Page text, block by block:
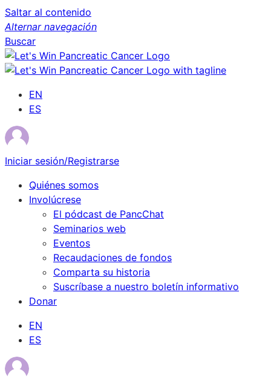
Saltar al contenido
Alternar navegación
Buscar
EN
ES
Iniciar sesión/Registrarse
Quiénes somos
Involúcrese
El pódcast de PancChat
Seminarios web
Eventos
Recaudaciones de fondos
Comparta su historia
Suscríbase a nuestro boletín informativo
Donar
EN
ES